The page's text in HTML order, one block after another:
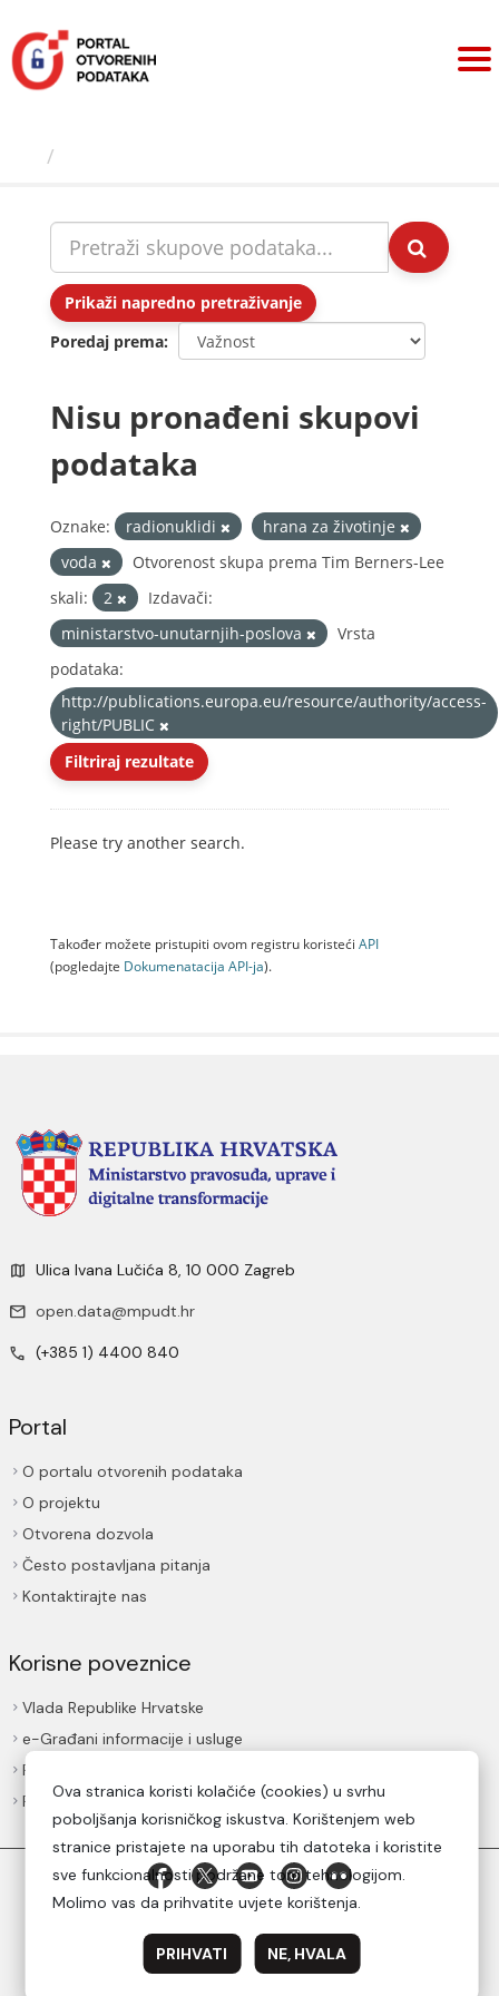
sadržaj
Prikaži napredno pretraživanje
Poredaj prema
Nisu pronađeni skupovi
podataka
Oznake: radionuklidi
hrana za životinje
voda
Otvorenost skupa prema Tim Berners-Lee
skali:
2
Izdavači:
ministarstvo-unutarnjih-poslova
Vrsta
podataka:
http://publications.europa.eu/resource/authority/access-
right/PUBLIC
Filtriraj rezultate
Please try another search.
Također možete pristupiti ovom registru koristeći API
(pogledajte Dokumenаtаcijа API-jа).